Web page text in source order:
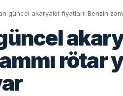
güncel akaryakıt fiyatları: Benzin
rötar